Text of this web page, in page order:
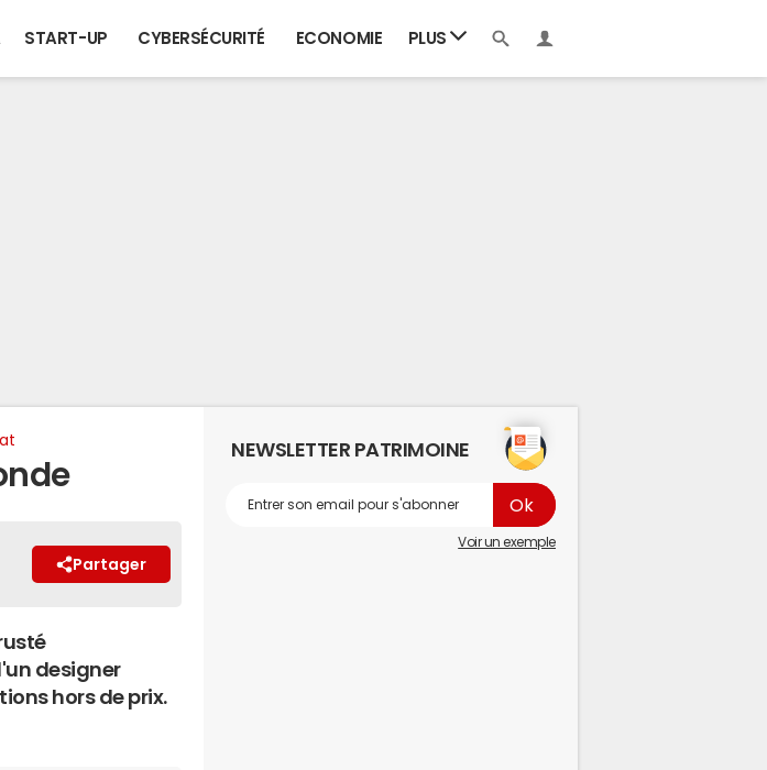
START-UP CYBERSÉCURITÉ ECONOMIE PLUS
Partager
designer
hors de prix.
NEWSLETTER PATRIMOINE
Voir un exemple